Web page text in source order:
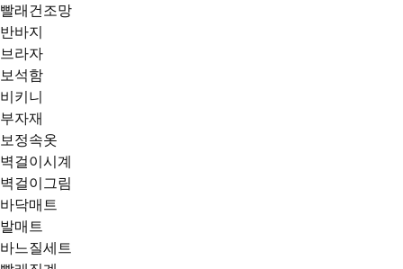
빨래건조망
반바지
브라자
보석함
비키니
부자재
보정속옷
벽걸이시계
벽걸이그림
바닥매트
발매트
바느질세트